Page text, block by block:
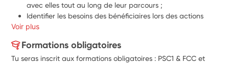
avec elles tout au long de leur parcours ;
Identifier les besoins des bénéficiaires lors des actions
d’accompagnement auxquelles ils participent et
actions lorsque cela est pertinent ;
Participer au suivi téléphonique des bénéficiaires pour
Voir plus
Formations obligatoires
Tu seras inscrit aux formations obligatoires : PSC1 & FCC et